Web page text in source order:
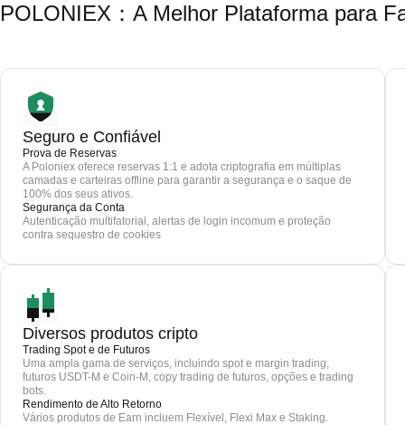
POLONIEX：A Melhor Plataforma para
Seguro e Confiável
Prova de Reservas
A Poloniex oferece reservas 1:1 e adota criptografia em múltiplas
camadas e carteiras offline para garantir a segurança e o saque de
100% dos seus ativos.
Segurança da Conta
Autenticação multifatorial, alertas de login incomum e proteção
contra sequestro de cookies
Diversos produtos cripto
Trading Spot e de Futuros
Uma ampla gama de serviços, incluindo spot e margin trading,
futuros USDT-M e Coin-M, copy trading de futuros, opções e trading
bots.
Rendimento de Alto Retorno
Vários produtos de Earn incluem Flexível, Flexi Max e Staking.